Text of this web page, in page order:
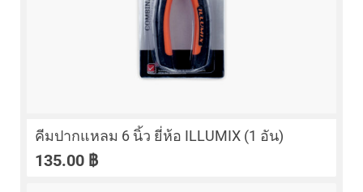
คีมปากแหลม 6 นิ้ว ยี่ห้อ ILLUMIX (1 อัน)
135.00 ฿